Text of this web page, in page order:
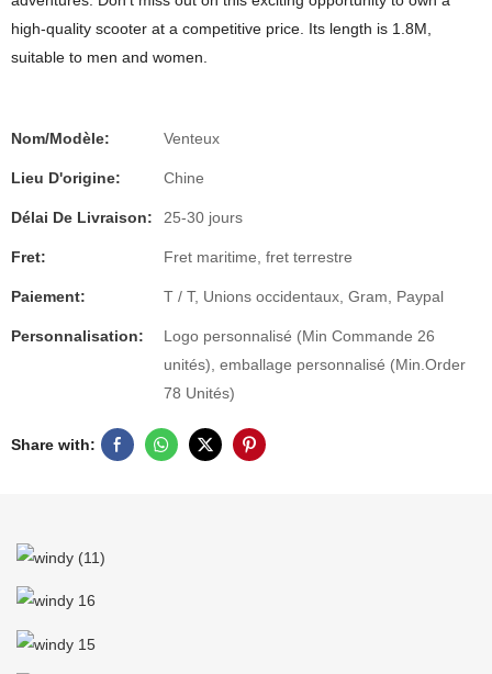
high-quality scooter at a competitive price. Its length is 1.8M,
suitable to men and women.
Nom/Modèle: Venteux
Lieu D'origine: Chine
Délai De Livraison: 25-30 jours
Fret: Fret maritime, fret terrestre
Paiement: T / T, Unions occidentaux, Gram, Paypal
Personnalisation:
Logo personnalisé (Min Commande 26
unités), emballage personnalisé (Min.Order
78 Unités)
Share with: